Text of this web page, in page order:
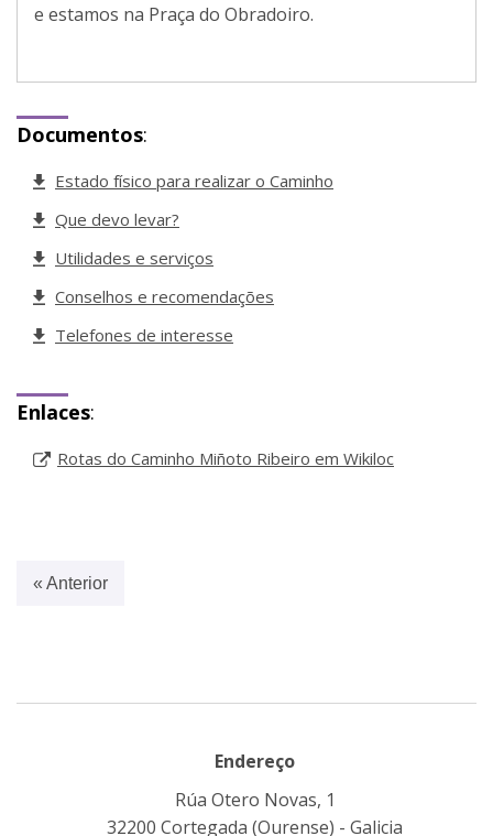
e estamos na Praça do Obradoiro.
Documentos:
Estado físico para realizar o Caminho
Que devo levar?
Utilidades e serviços
Conselhos e recomendações
Telefones de interesse
Enlaces:
Rotas do Caminho Miñoto Ribeiro em Wikiloc
« Anterior
Endereço
Rúa Otero Novas, 1
32200 Cortegada (Ourense) - Galicia